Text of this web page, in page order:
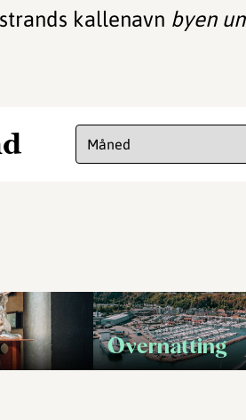
kallenavn byen
Overnatting